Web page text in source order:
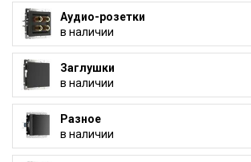
Аудио-розетки
в наличии
Заглушки
в наличии
Разное
в наличии